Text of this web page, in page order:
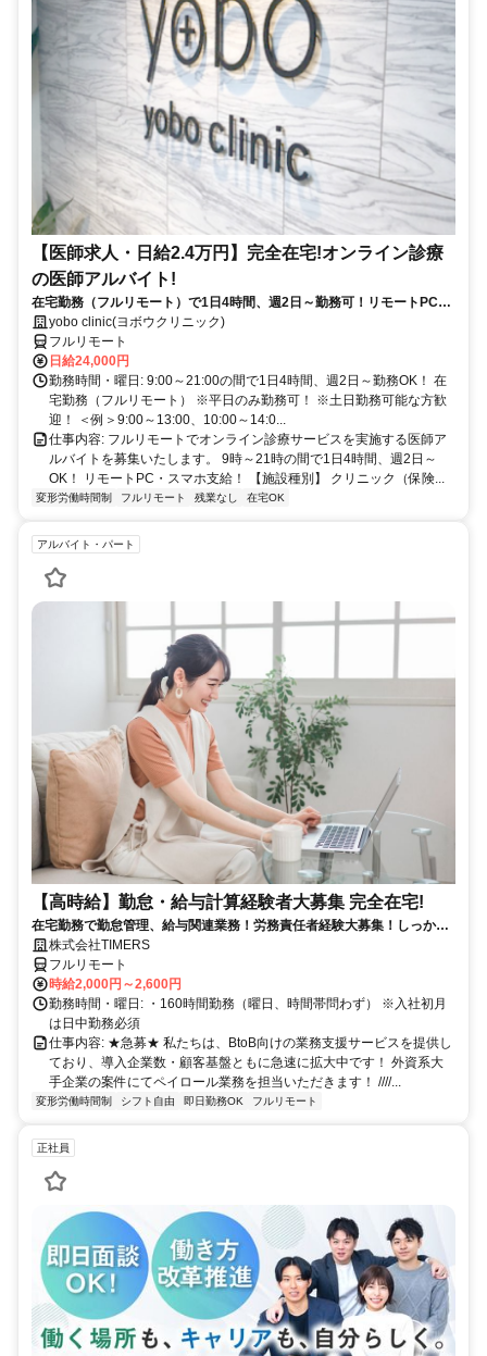
【医師求人・日給2.4万円】完全在宅!オンライン診療
の医師アルバイト!
在宅勤務（フルリモート）で1日4時間、週2日～勤務可！リモートPC・
スマホ支給！
yobo clinic(ヨボウクリニック)
フルリモート
日給24,000円
勤務時間・曜日: 9:00～21:00の間で1日4時間、週2日～勤務OK！ 在
宅勤務（フルリモート） ※平日のみ勤務可！ ※土日勤務可能な方歓
迎！ ＜例＞9:00～13:00、10:00～14:0...
仕事内容: フルリモートでオンライン診療サービスを実施する医師ア
ルバイトを募集いたします。 9時～21時の間で1日4時間、週2日～
OK！ リモートPC・スマホ支給！ 【施設種別】 クリニック（保険...
変形労働時間制 フルリモート 残業なし 在宅OK
アルバイト・パート
【高時給】勤怠・給与計算経験者大募集 完全在宅!
在宅勤務で勤怠管理、給与関連業務！労務責任者経験大募集！しっかり
稼ぎたい方、注目！
株式会社TIMERS
フルリモート
時給2,000円～2,600円
勤務時間・曜日: ・160時間勤務（曜日、時間帯問わず） ※入社初月
は日中勤務必須
仕事内容: ★急募★ 私たちは、BtoB向けの業務支援サービスを提供し
ており、導入企業数・顧客基盤ともに急速に拡大中です！ 外資系大
手企業の案件にてペイロール業務を担当いただきます！ ////...
変形労働時間制 シフト自由 即日勤務OK フルリモート
正社員